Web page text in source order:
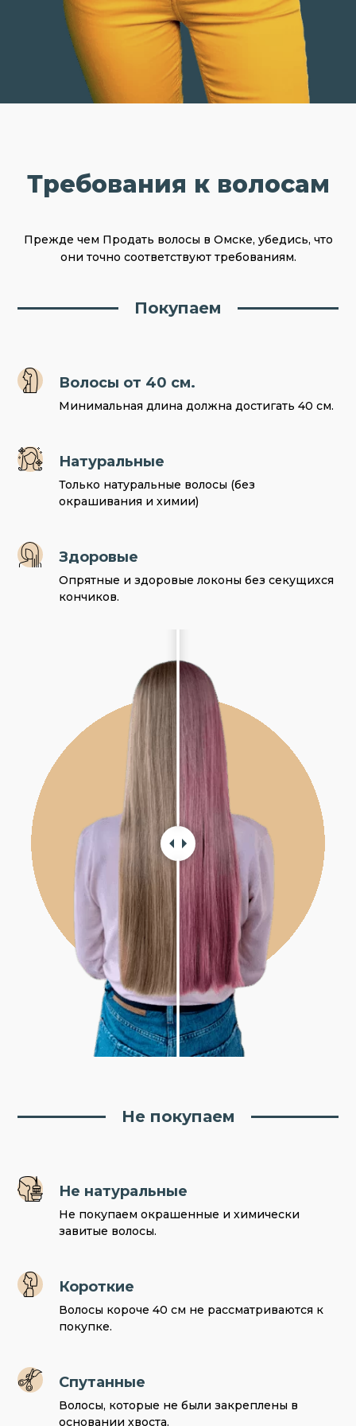
Требования к волосам
Прежде чем Продать волосы в Омске, убедись, что
они точно соответствуют требованиям.
Покупаем
Волосы от 40 см.
Минимальная длина должна достигать 40 см.
Натуральные
Только натуральные волосы (без
окрашивания и химии)
Здоровые
Опрятные и здоровые локоны без секущихся
кончиков.
Не покупаем
Не натуральные
Не покупаем окрашенные и химически
завитые волосы.
Короткие
Волосы короче 40 см не рассматриваются к
покупке.
Спутанные
Волосы, которые не были закреплены в
основании хвоста.